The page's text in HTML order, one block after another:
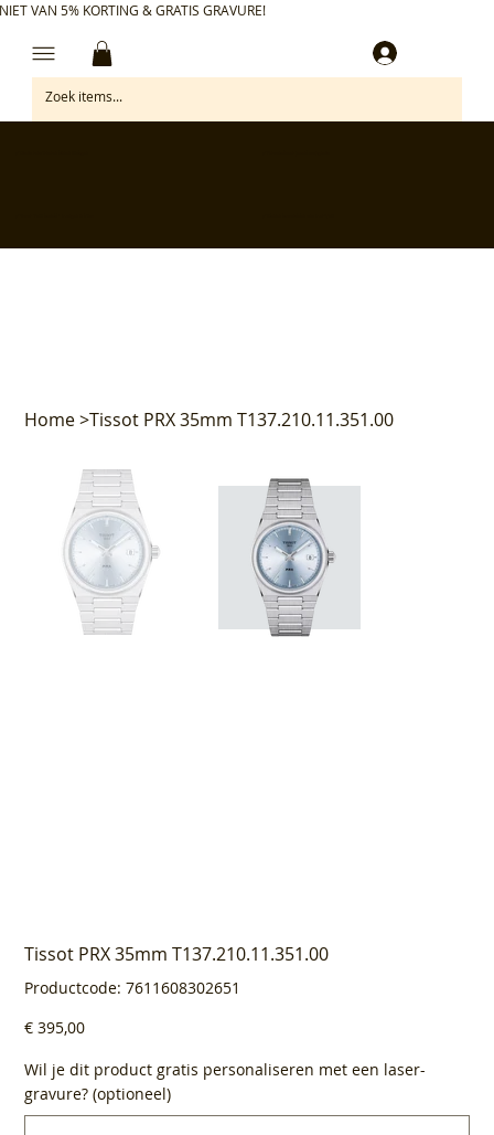
VAN 5% KORTING & GRATIS GRAVURE!
Home>Tissot PRX 35mm T137.210.11.351.00
Tissot PRX 35mm T137.210.11.351.00
Productcode: Productcode
7611608302651
7611608302651
Prijs
€ 395,00
Wil je dit product gratis personaliseren met een laser-
gravure? (optioneel)